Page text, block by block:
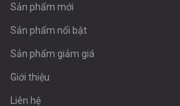
Sản phẩm mới
Sản phẩm nổi bật
Sản phẩm giảm giá
Giới thiệu
Liên hệ